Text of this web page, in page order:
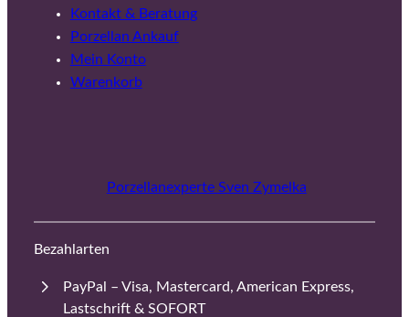
Kontakt & Beratung
Porzellan Ankauf
Mein Konto
Warenkorb
Porzellanexperte Sven Zymelka
Bezahlarten
PayPal – Visa, Mastercard, American Express,
Lastschrift & SOFORT